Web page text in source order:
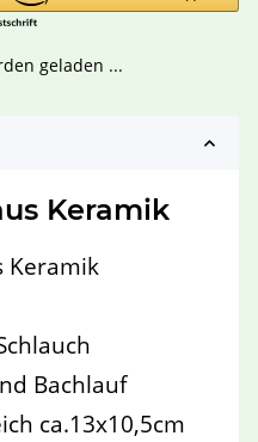
geladen ...
Keramik
Keramik
Bachlauf
ca.13x10,5cm